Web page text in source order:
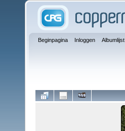
Beginpagina Inloggen Albumlijst